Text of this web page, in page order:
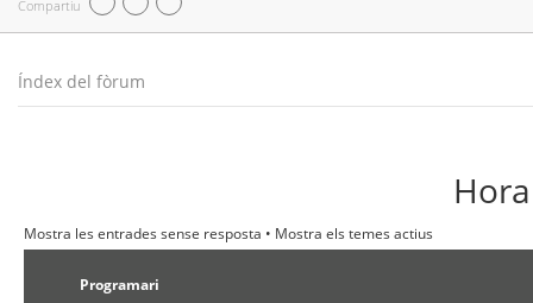
Compartiu
Índex del fòrum
Mostra les entrades sense resposta • Mostra els temes actius
Programari